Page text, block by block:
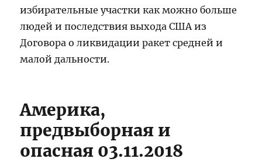
избирательные участки как можно больше
людей и последствия выхода США из
Договора о ликвидации ракет средней и
малой дальности.
Америка,
предвыборная и
опасная 03.11.2018